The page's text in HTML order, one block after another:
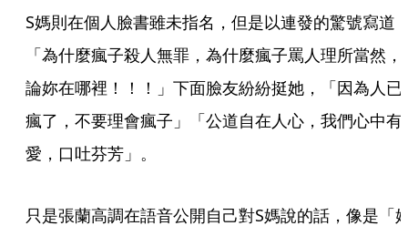
S媽則在個人臉書雖未指名，但是以連發的驚號寫道
「為什麼瘋子殺人無罪，為什麼瘋子罵人理所當然，
論妳在哪裡！！！」下面臉友紛紛挺她，「因為人已
瘋了，不要理會瘋子」「公道自在人心，我們心中有
愛，口吐芬芳」。
只是張蘭高調在語音公開自己對S媽說的話，像是「